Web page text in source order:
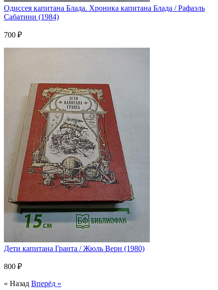
Одиссея капитана Блада. Хроника капитана Блада / Рафаэль
Сабатини (1984)
700 ₽
Дети капитана Гранта / Жюль Верн (1980)
800 ₽
« Назад Вперёд »